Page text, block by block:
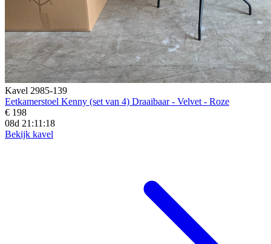
Kavel 2985-139
Eetkamerstoel Kenny (set van 4) Draaibaar - Velvet - Roze
€ 198
08d 21:11:16
Bekijk kavel